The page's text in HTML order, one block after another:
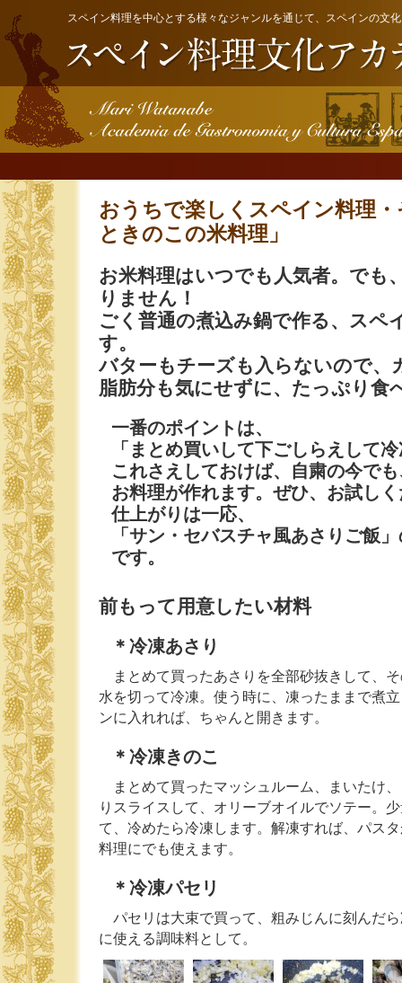
スペイン料理を中心とする様々なジャンルを通じて、スペインの文
おうちで楽しくスペイン料理
ときのこの米料理」
お米料理はいつでも人気者。でも
りません！
ごく普通の煮込み鍋で作る、スペ
す。
バターもチーズも入らないので、
脂肪分も気にせずに、たっぷり食
一番のポイントは、
「まとめ買いして下ごしらえして
これさえしておけば、自粛の今で
お料理が作れます。ぜひ、お試し
仕上がりは一応、
「サン・セバスチャ風あさりご飯
です。
前もって用意したい材料
＊冷凍あさり
まとめて買ったあさりを全部砂抜きして、
水を切って冷凍。使う時に、凍ったままで煮
ンに入れれば、ちゃんと開きます。
＊冷凍きのこ
まとめて買ったマッシュルーム、まいたけ
りスライスして、オリーブオイルでソテー。
て、冷めたら冷凍します。解凍すれば、パス
料理にでも使えます。
＊冷凍パセリ
パセリは大束で買って、粗みじんに刻んだ
に使える調味料として。